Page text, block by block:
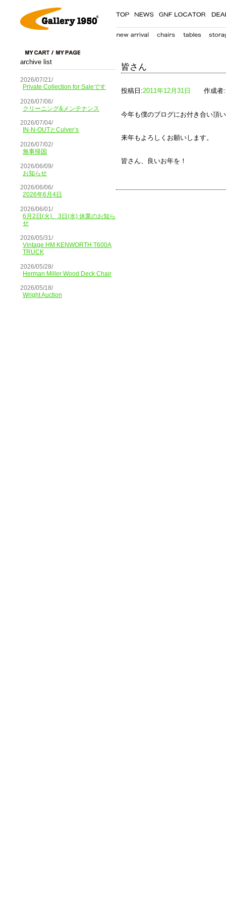
archive list
2026/07/21/
Private Collection for Saleです
2026/07/06/
クリーニング&メンテナンス
2026/07/04/
IN-N-OUTとCulver’s
2026/07/02/
無事帰国
2026/06/09/
お知らせ
2026/06/06/
2026年6月4日
2026/06/01/
6月2日(火)、3日(水) 休業のお知ら
せ
2026/05/31/
Vintage HM KENWORTH T600A
TRUCK
2026/05/28/
Herman Miller Wood Deck Chair
2026/05/18/
Wright Auction
皆さん
投稿日:2011年12月31日 作成者:
今年も僕のブログにお付き合い頂
来年もよろしくお願いします。
皆さん、良いお年を！